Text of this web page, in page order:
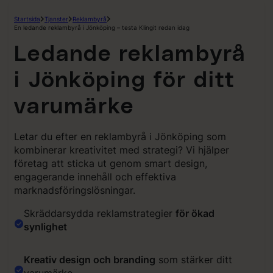
tillStartsida Tjanster
Reklambyrå
En ledande reklambyrå i Jönköping – testa Klingit redan idag
Ledande reklambyrå
i Jönköping för ditt
varumärke
Letar du efter en reklambyrå i Jönköping som
kombinerar kreativitet med strategi? Vi hjälper
företag att sticka ut genom smart design,
engagerande innehåll och effektiva
marknadsföringslösningar.
Skräddarsydda reklamstrategier för ökad
synlighet
Kreativ design och branding som stärker ditt